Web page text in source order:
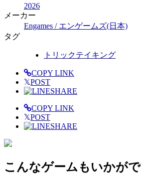
2026
メーカー
Engames / エンゲームズ(日本)
タグ
トリックテイキング
COPY LINK
𝕏POST
SHARE
COPY LINK
𝕏POST
SHARE
こんなゲームもいかが